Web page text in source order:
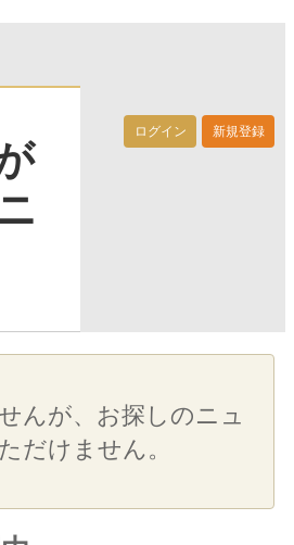
ログイン 新規登録
んが、お探しのニュ
だけません。